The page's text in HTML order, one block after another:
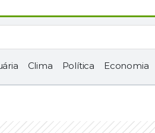
Clima Política Economia